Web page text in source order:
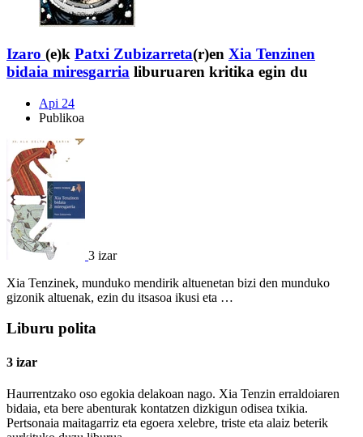
Izaro (e)k Patxi Zubizarreta(r)en Xia Tenzinen
bidaia miresgarria liburuaren kritika egin du
Api 24
Publikoa
3 izar
Xia Tenzinek, munduko mendirik altuenetan bizi den munduko
gizonik altuenak, ezin du itsasoa ikusi eta …
Liburu polita
3 izar
Haurrentzako oso egokia delakoan nago. Xia Tenzin erraldoiaren
bidaia, eta bere abenturak kontatzen dizkigun odisea txikia.
Pertsonaia maitagarriz eta egoera xelebre, triste eta alaiz beterik